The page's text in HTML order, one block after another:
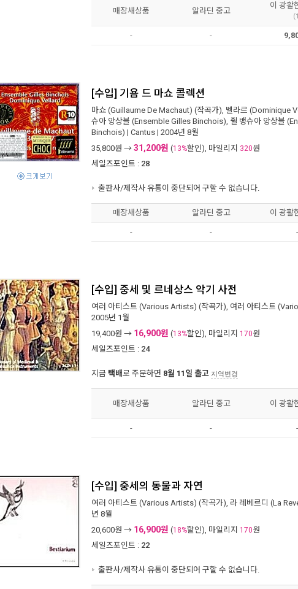
매장새상품 알라딘 중고
이 광활
- -
[수입] 기욤 드 마쇼 콜렉션
마쇼 (Guillaume De Machaut) (작곡가), 벨라르 (Dominique
슈아 앙상블 (Ensemble Gilles Binchois), 쥘 뱅슈아 앙상블
Binchois) | Cantus | 2004년 8월
35,800원 → 31,200원 (13%할인), 마일리지 320원
세일즈포인트 : 28
출판사/제작사 유통이 중단되어 구할 수 없습니다.
매장새상품 알라딘 중고 이 광활
- - -
[수입] 중세 및 르네상스 악기 사전
여러 아티스트 (Various Artists) (작곡가), 여러 아티스트
2005년 1월
19,400원 → 16,900원 (13%할인), 마일리지 170원
세일즈포인트 : 24
지금 택배로 주문하면 8월 11일 출고 지역변경
매장새상품 알라딘 중고 이 광활
- - -
[수입] 중세의 동물과 자연
여러 아티스트 (Various Artists) (작곡가), 라 레베르디 (La
년 8월
20,600원 → 16,900원 (18%할인), 마일리지 170원
세일즈포인트 : 22
출판사/제작사 유통이 중단되어 구할 수 없습니다.